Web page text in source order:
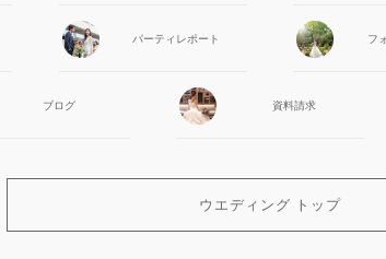
パーティ レポート フ
ブログ 資料請求
ウエディング トップ